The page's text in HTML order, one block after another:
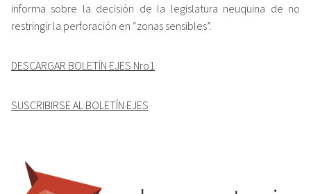
informa sobre la decisión de la legislatura neuquina de no
restringir la perforación en “zonas sensibles”.
DESCARGAR BOLETÍN EJES Nro1
SUSCRIBIRSE AL BOLETÍN EJES